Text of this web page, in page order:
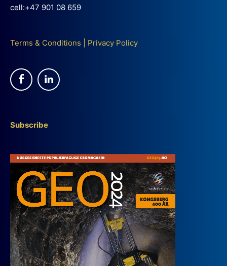
cell:+47 901 08 659
Terms & Conditions Privacy Policy
Subscribe